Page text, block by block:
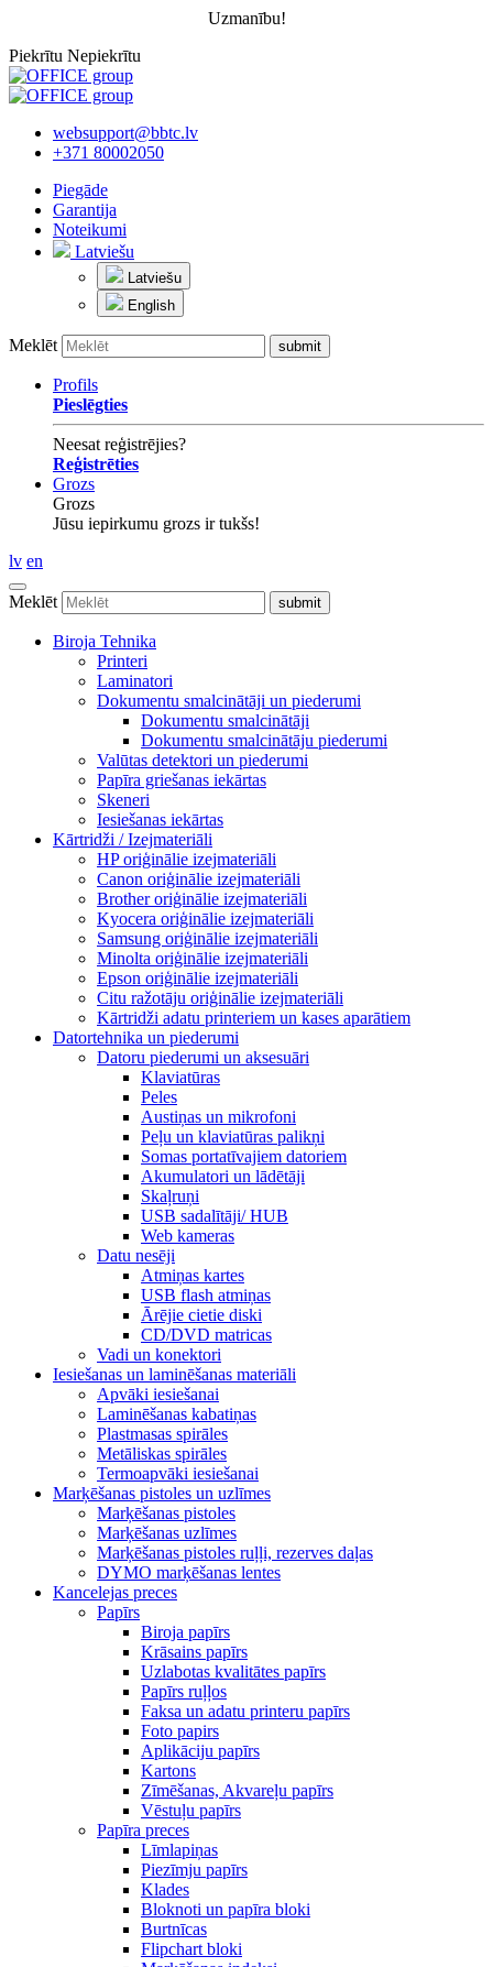
Uzmanību!
Piekrītu Nepiekrītu
websupport@bbtc.lv
+371 80002050
Piegāde
Garantija
Noteikumi
Latviešu
Latviešu
English
Meklēt
Profils
Pieslēgties
Neesat reģistrējies?
Reģistrēties
Grozs
Grozs
Jūsu iepirkumu grozs ir tukšs!
lv en
Meklēt
Biroja Tehnika
Printeri
Laminatori
Dokumentu smalcinātāji un piederumi
Dokumentu smalcinātāji
Dokumentu smalcinātāju piederumi
Valūtas detektori un piederumi
Papīra griešanas iekārtas
Skeneri
Iesiešanas iekārtas
Kārtridži / Izejmateriāli
HP oriģinālie izejmateriāli
Canon oriģinālie izejmateriāli
Brother oriģinālie izejmateriāli
Kyocera oriģinālie izejmateriāli
Samsung oriģinālie izejmateriāli
Minolta oriģinālie izejmateriāli
Epson oriģinālie izejmateriāli
Citu ražotāju oriģinālie izejmateriāli
Kārtridži adatu printeriem un kases aparātiem
Datortehnika un piederumi
Datoru piederumi un aksesuāri
Klaviatūras
Peles
Austiņas un mikrofoni
Peļu un klaviatūras palikņi
Somas portatīvajiem datoriem
Akumulatori un lādētāji
Skaļruņi
USB sadalītāji/ HUB
Web kameras
Datu nesēji
Atmiņas kartes
USB flash atmiņas
Ārējie cietie diski
CD/DVD matricas
Vadi un konektori
Iesiešanas un laminēšanas materiāli
Apvāki iesiešanai
Laminēšanas kabatiņas
Plastmasas spirāles
Metāliskas spirāles
Termoapvāki iesiešanai
Marķēšanas pistoles un uzlīmes
Marķēšanas pistoles
Marķēšanas uzlīmes
Marķēšanas pistoles ruļļi, rezerves daļas
DYMO marķēšanas lentes
Kancelejas preces
Papīrs
Biroja papīrs
Krāsains papīrs
Uzlabotas kvalitātes papīrs
Papīrs ruļļos
Faksa un adatu printeru papīrs
Foto papirs
Aplikāciju papīrs
Kartons
Zīmēšanas, Akvareļu papīrs
Vēstuļu papīrs
Papīra preces
Līmlapiņas
Piezīmju papīrs
Klades
Bloknoti un papīra bloki
Burtnīcas
Flipchart bloki